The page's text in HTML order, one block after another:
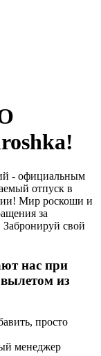
- официальным
отпуск в
Мир роскоши и
за
Забронируй свой
нас при
из
просто
менеджер